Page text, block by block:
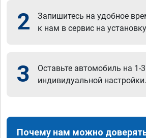
2
Запишитесь на удобное
к нам в сервис на
3
Оставьте автомобиль на 1-
индивидуальной настройки.
Почему нам можно